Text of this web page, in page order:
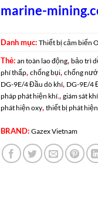
marine-
Danh mục: Thiết bị cảm biến
Thẻ: an toàn lao động, bảo trì
phí thấp, chống bụi, chống
DG-9E/4 Đầu dò khí, DG-9E/4
pháp phát hiện khí. , giám sát khí
phát hiện oxy, thiết bị phát
BRAND: Gazex Vietnam